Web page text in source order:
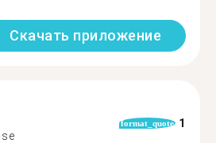
Скачать приложение
format_quote 1